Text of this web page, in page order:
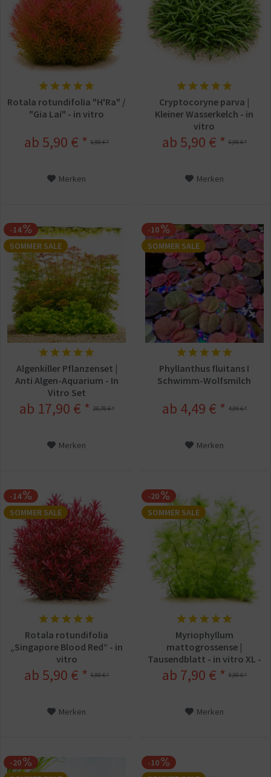
Rotala rotundifolia "H'Ra" /
"Gia Lai" - in vitro
6,90 € *
ab 5,90 € *
Merken
Cryptocoryne parva |
Kleiner Wasserkelch - in
vitro
6,90 € *
ab 5,90 € *
Merken
-14
SOMMER SALE
Algenkiller Pflanzenset |
Anti Algen-Aquarium - In
Vitro Set
20,70 € *
ab 17,90 € *
Merken
-10
SOMMER SALE
Phyllanthus fluitans I
Schwimm-Wolfsmilch
4,99 € *
ab 4,49 € *
Merken
-14
SOMMER SALE
Rotala rotundifolia
„Singapore Blood Red“ - in
vitro
6,90 € *
ab 5,90 € *
Merken
-20
SOMMER SALE
Myriophyllum
mattogrossense |
Tausendblatt - in vitro XL -
Ø 8,5cm
9,90 € *
ab 7,90 € *
Merken
-20
-10